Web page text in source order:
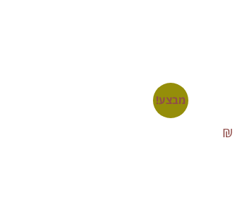
מבצע!
₪